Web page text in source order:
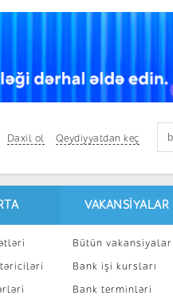
Daxil ol Qeydiyyatdan keç
VAKANSIYALAR
Bütün vakansiyalar
Bank işi kursları
Bank terminləri